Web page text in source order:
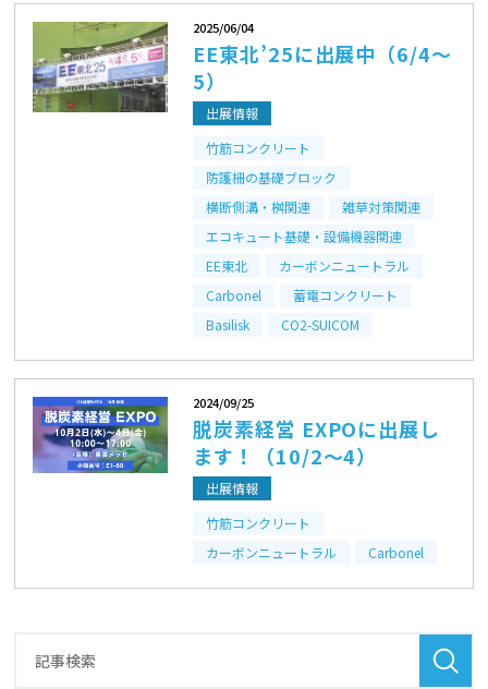
2025/06/04
EE東北’25に出展中（6/4～
5）
出展情報
竹筋コンクリート
防護柵の基礎ブロック
横断側溝・桝​関連
雑草対策関連
エコキュート基礎・設備機器関連
EE東北
カーボンニュートラル
Carbonel
蓄電コンクリート
Basilisk
CO2-SUICOM
2024/09/25
脱炭素経営 EXPOに出展し
ます！（10/2～4）
出展情報
竹筋コンクリート
カーボンニュートラル
Carbonel